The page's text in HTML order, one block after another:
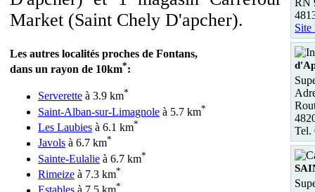
Market (Saint Chely D'apcher).
Les autres localités proches de Fontans,
dans un rayon de 10km*:
Serverette à 3.9 km*
Saint-Alban-sur-Limagnole à 5.7 km*
Les Laubies à 6.1 km*
Javols à 6.7 km*
Sainte-Eulalie à 6.7 km*
Rimeize à 7.3 km*
*
Site
Tel.